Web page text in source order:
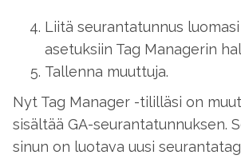
Liitä seurantatunnus
asetuksiin Tag Managerin
Tallenna muuttuja.
Nyt Tag Manager -tililläsi on
sisältää GA-seurantatunnuksen.
sinun on luotava uusi